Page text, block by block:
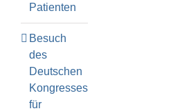
Patienten
Besuch
des
Deutschen
Kongresses
für